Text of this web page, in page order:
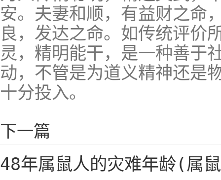
安。夫妻和顺，有益财之命
良，发达之命。如传统评价
灵，精明能干，是一种善于
动，不管是为道义精神还是
十分投入。
下一篇
48年属鼠人的灾难年龄(属